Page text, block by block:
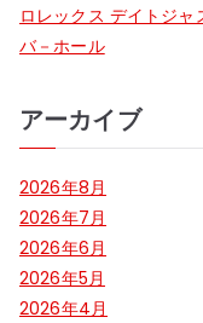
ロレックス デイトジャ
バ－ホール
アーカイブ
2026年8月
2026年7月
2026年6月
2026年5月
2026年4月